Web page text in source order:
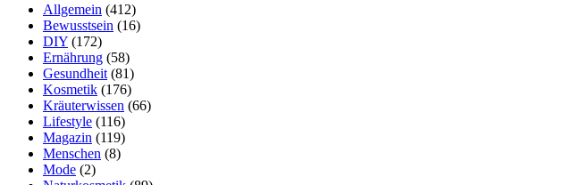
Allgemein (412)
Bewusstsein (16)
DIY (172)
Ernährung (58)
Gesundheit (81)
Kosmetik (176)
Kräuterwissen (66)
Lifestyle (116)
Magazin (119)
Menschen (8)
Mode (2)